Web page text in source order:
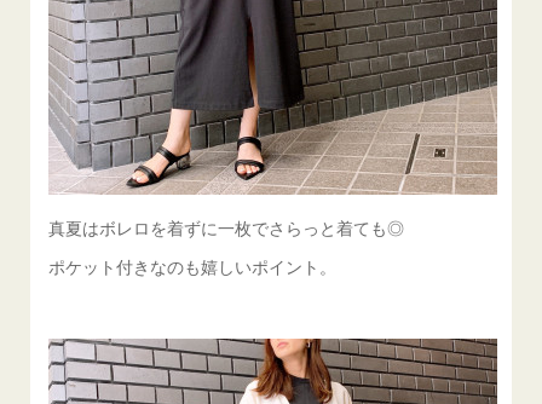
真夏はボレロを着ずに一枚でさらっと着ても◎
ポケット付きなのも嬉しいポイント。